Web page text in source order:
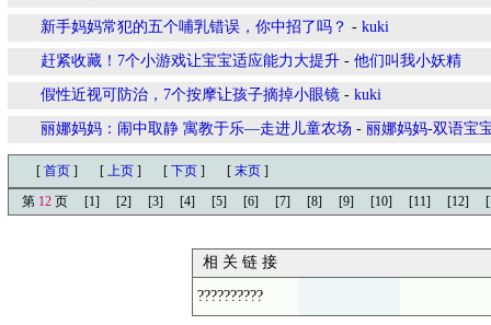
新手妈妈常犯的五个哺乳错误，你中招了吗？ - kuki
赶紧收藏！7个小游戏让宝宝适应能力大提升 - 他们叫我小妖精
假性近视可防治，7个按摩让孩子摘掉小眼镜 - kuki
丽娜妈妈：闹中取静 寓教于乐—走进儿童农场 - 丽娜妈妈-双语宝
[ 首页 ] [ 上页 ] [ 下页 ] [ 末页 ]
第 12 页 [1] [2] [3] [4] [5] [6] [7] [8] [9] [10] [11] [12]
相 关 链 接
??????????